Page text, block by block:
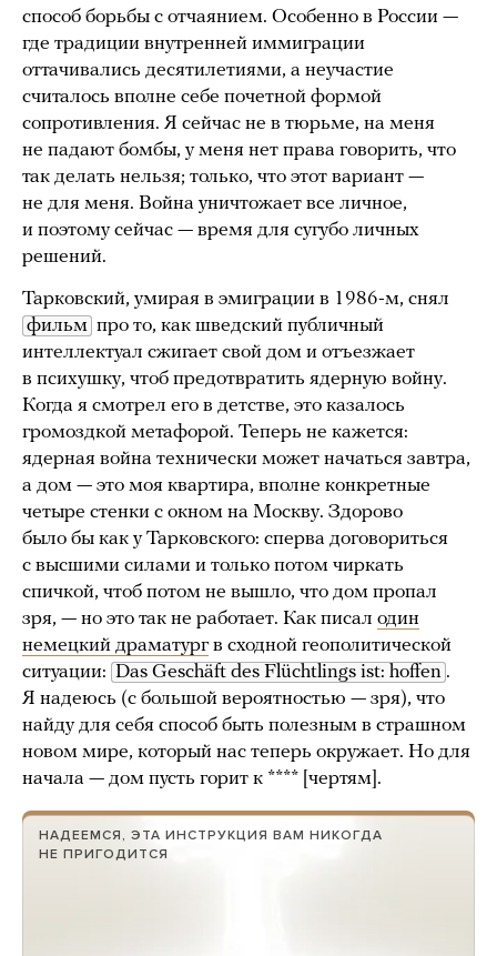
способ борьбы с отчаянием. Особенно в России —
где традиции внутренней иммиграции
оттачивались десятилетиями, а неучастие
считалось вполне себе почетной формой
сопротивления. Я сейчас не в тюрьме, на меня
не падают бомбы, у меня нет права говорить, что
так делать нельзя; только, что этот вариант —
не для меня. Война уничтожает все личное,
и поэтому сейчас — время для сугубо личных
решений.
Тарковский, умирая в эмиграции в 1986-м, снял
фильм про то, как шведский публичный
интеллектуал сжигает свой дом и отъезжает
в психушку, чтоб предотвратить ядерную войну.
Когда я смотрел его в детстве, это казалось
громоздкой метафорой. Теперь не кажется:
ядерная война технически может начаться завтра,
а дом — это моя квартира, вполне конкретные
четыре стенки с окном на Москву. Здорово
было бы как у Тарковского: сперва договориться
с высшими силами и только потом чиркать
спичкой, чтоб потом не вышло, что дом пропал
зря, — но это так не работает. Как писал один
немецкий драматургв сходной геополитической
ситуации: Das Geschäft des Flüchtlings ist: hoffen .
Я надеюсь (с большой вероятностью — зря), что
найду для себя способ быть полезным в страшном
новом мире, который нас теперь окружает. Но для
начала — дом пусть горит к **** [чертям].
НАДЕЕМСЯ, ЭТА ИНСТРУКЦИЯ ВАМ НИКОГДА
НЕ ПРИГОДИТСЯ